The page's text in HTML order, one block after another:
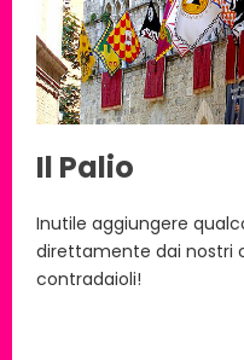
Il Palio
Inutile aggiungere
direttamente dai nostri
contradaioli!